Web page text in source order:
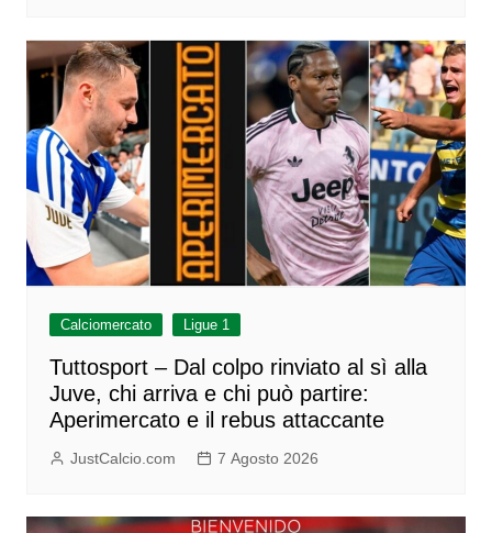
Calciomercato Ligue 1
Tuttosport – Dal colpo rinviato al sì alla
Juve, chi arriva e chi può partire:
Aperimercato e il rebus attaccante
JustCalcio.com 7 Agosto 2026